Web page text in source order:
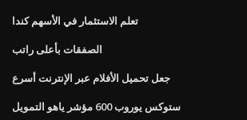
تعلم الاستثمار في الأسهم كندا
الصفقات بأعلى راتب
جعل تحميل الأفلام عبر الإنترنت أسرع
ستوكس يوروب 600 مؤشر ياهو التمويل